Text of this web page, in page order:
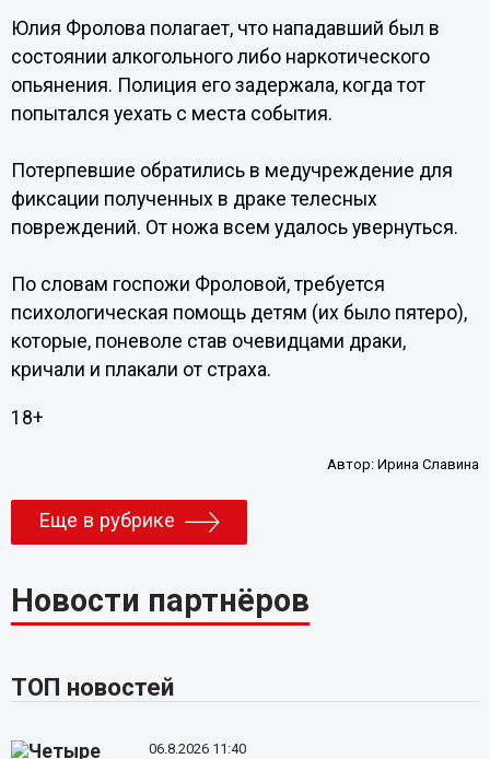
Юлия Фролова полагает, что нападавший был в
состоянии алкогольного либо наркотического
опьянения. Полиция его задержала, когда тот
попытался уехать с места события.
Потерпевшие обратились в медучреждение для
фиксации полученных в драке телесных
повреждений. От ножа всем удалось увернуться.
По словам госпожи Фроловой, требуется
психологическая помощь детям (их было пятеро),
которые, поневоле став очевидцами драки,
кричали и плакали от страха.
18+
Автор:Ирина Славина
Еще в рубрике
Новости партнёров
ТОП новостей
06.8.2026 11:40